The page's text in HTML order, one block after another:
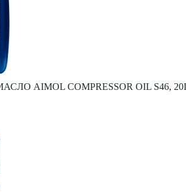
AIMOL COMPRESSOR OIL S46,